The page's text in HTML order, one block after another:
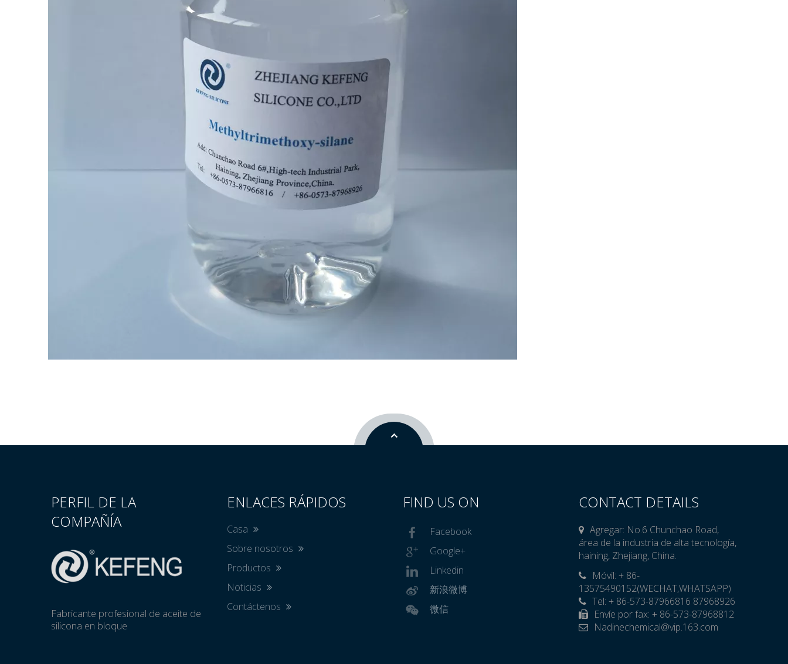
PERFIL DE LA
COMPAÑÍA
Fabricante profesional de aceite de
silicona en bloque
ENLACES RÁPIDOS
Casa
Sobre nosotros
Productos
Noticias
Contáctenos
FIND US ON
Facebook
Google+
Linkedin
新浪微博
微信
CONTACT DETAILS
Agregar: No.6 Chunchao Road,
área de la industria de alta tecnología,
haining, Zhejiang, China.

Móvil: + 86-
13575490152(WECHAT,WHATSAPP)
Tel: + 86-573-87966816 87968926
Envíe por fax: + 86-573-87968812
 Nadinechemical@vip.163.com